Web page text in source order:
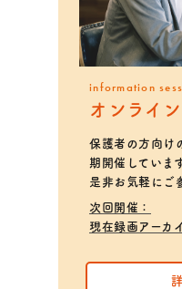
information
オンライ
保護者の方向け
期開催しています
是非お気軽にご
次回開催：
現在録画アーカ